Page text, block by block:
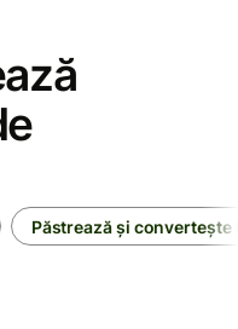
Păstrează și convertește